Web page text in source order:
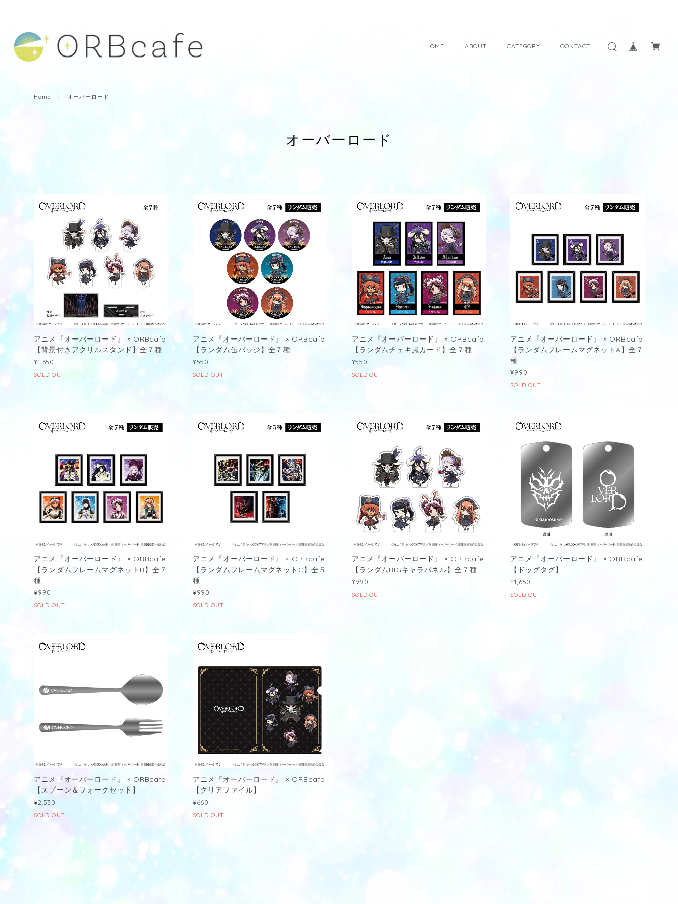
HOME ABOUT CATEGORY CONTACT
Home オーバーロード
オーバーロード
アニメ『オーバーロード』 × ORBcafe
【背景付きアクリルスタンド】全７種
¥1,650
SOLD OUT
アニメ『オーバーロード』 × ORBcafe
【ランダム缶バッジ】全７種
¥550
SOLD OUT
アニメ『オーバーロード』 × ORBcafe
【ランダムチェキ風カード】全７種
¥550
SOLD OUT
アニメ『オーバーロード』 × ORBcafe
【ランダムフレームマグネットA】全７
種
¥990
SOLD OUT
アニメ『オーバーロード』 × ORBcafe
【ランダムフレームマグネットB】全７
種
¥990
SOLD OUT
アニメ『オーバーロード』 × ORBcafe
【ランダムフレームマグネットC】全５
種
¥990
SOLD OUT
アニメ『オーバーロード』 × ORBcafe
【ランダムBIGキャラパネル】全７種
¥990
SOLD OUT
アニメ『オーバーロード』 × ORBcafe
【ドッグタグ】
¥1,650
SOLD OUT
アニメ『オーバーロード』 × ORBcafe
【スプーン＆フォークセット】
¥2,530
SOLD OUT
アニメ『オーバーロード』 × ORBcafe
【クリアファイル】
¥660
SOLD OUT